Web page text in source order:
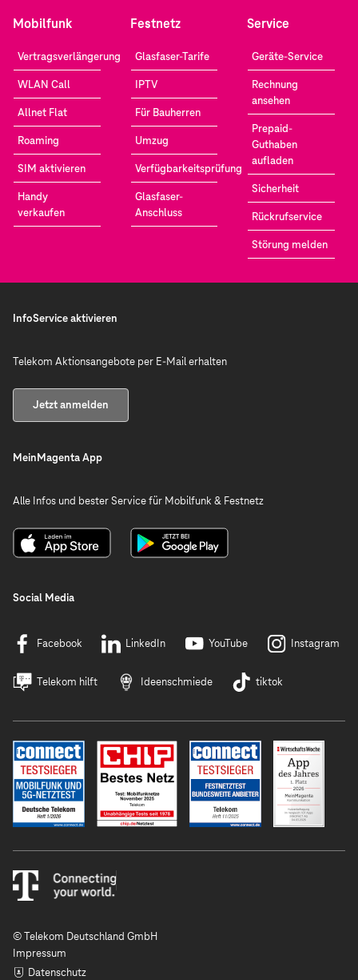
Mobilfunk
Vertragsverlängerung
WLAN Call
Allnet Flat
Roaming
SIM aktivieren
Handy
verkaufen
Festnetz
Glasfaser-Tarife
IPTV
Für Bauherren
Umzug
Verfügbarkeitsprüfung
Glasfaser-
Anschluss
Service
Geräte-Service
Rechnung
ansehen
Prepaid-
Guthaben
aufladen
Sicherheit
Rückrufservice
Störung melden
InfoService aktivieren
Telekom Aktionsangebote per E-Mail erhalten
Jetzt anmelden
MeinMagenta App
Alle Infos und bester Service für Mobilfunk & Festnetz
Social Media
Facebook LinkedIn YouTube Instagram
Telekom hilft Ideenschmiede tiktok
© Telekom Deutschland GmbH
Impressum
Datenschutz